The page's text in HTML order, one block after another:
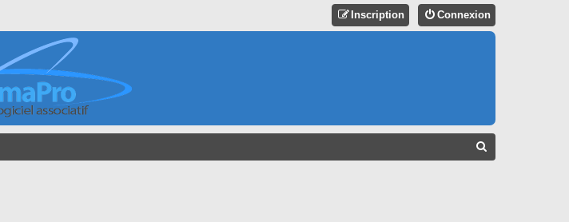
Connexion
Inscription